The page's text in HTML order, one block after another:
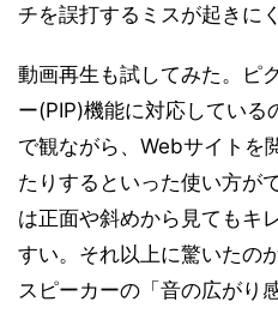
チを誤打するミスが起きに
動画再生も試してみた。ピ
ー(PIP)機能に対応している
で観ながら、Webサイトを
たりするといった使い方が
は正面や斜めから見てもキ
すい。それ以上に驚いたの
スピーカーの「音の広がり